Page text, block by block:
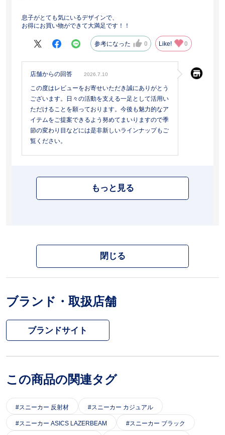
息子がとても気にいるデザインで、
お得にお買い物ができて大満足です！！
参考になった 0 Like! 0
店舗からの回答 2026.7.10
この度はレビューをお寄せいただき誠にありがとう
ございます。日々の活動を支える一足として活用い
ただけることを願っております。今後も魅力的なア
イテムをご提案できるよう努めてまいりますので季
節の変わり目などには是非新しいラインナップもご
覧ください。
もっと見る
閉じる
ブランド・取扱店舗
ブランドサイト
この商品の関連タグ
スニーカー 反射材 スニーカー カジュアル
スニーカー ASICS LAZERBEAM スニーカー ブラック